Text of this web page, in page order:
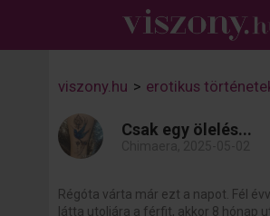
viszony.hu > erotikus
Csak egy ölelés...
Régóta várta már ezt a napot. Fél
látta utoljára a férfit, akkor 8 hónap